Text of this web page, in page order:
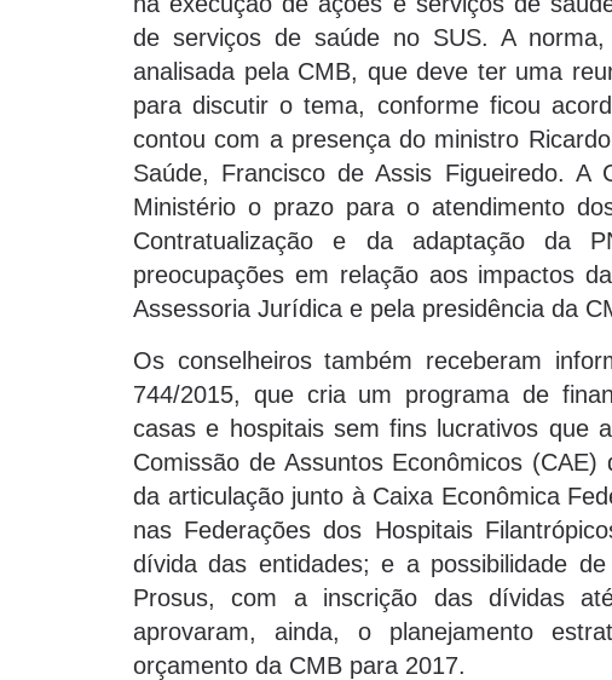
de serviços de saúde no SUS. A
analisada pela CMB, que deve ter uma
para discutir o tema, conforme ficou
contou com a presença do ministro
Saúde, Francisco de Assis Figueiredo.
Ministério o prazo para o atendimento
Contratualização e da adaptação da
preocupações em relação aos impactos
Assessoria Jurídica e pela presidência da
Os conselheiros também receberam
744/2015, que cria um programa de
casas e hospitais sem fins lucrativos que
Comissão de Assuntos Econômicos
da articulação junto à Caixa Econômica
nas Federações dos Hospitais
dívida das entidades; e a possibilidade
Prosus, com a inscrição das dívidas
aprovaram, ainda, o planejamento
orçamento da CMB para 2017.